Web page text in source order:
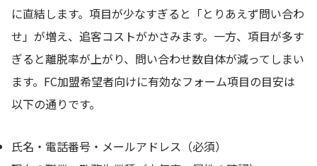
に直結します。項目が少なすぎると「とりあえず問い合わ
せ」が増え、追客コストがかさみます。一方、項目が多す
ぎると離脱率が上がり、問い合わせ数自体が減ってしまい
ます。FC加盟希望者向けに有効なフォーム項目の目安は
以下の通りです。
氏名・電話番号・メールアドレス（必須）